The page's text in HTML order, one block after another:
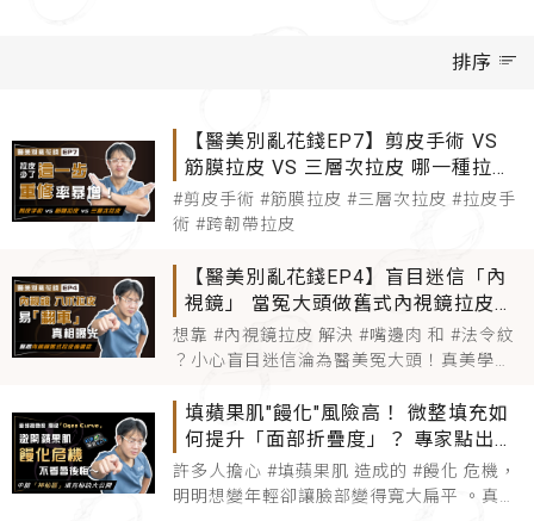
排序
【醫美別亂花錢EP7】剪皮手術 VS
筋膜拉皮 VS 三層次拉皮 哪一種拉皮
手術真正持久有效？ 拉皮少了「跨韌
帶」當心陷入「重修」噩夢！
#剪皮手術 #筋膜拉皮 #三層次拉皮 #拉皮手
術 #跨韌帶拉皮
【醫美別亂花錢EP4】盲目迷信「內
視鏡」 當冤大頭做舊式內視鏡拉皮？
醫揭露：內視鏡傳統八爪拉皮易"翻
車"真相！
想靠 #內視鏡拉皮 解決 #嘴邊肉 和 #法令紋
？小心盲目迷信淪為醫美冤大頭！真美學時
寬、出現怪異凹陷」的翻車真相！沒效果的
手術，才是最貴的。 很多人聽到「內視鏡」
就覺得是最新黑科技，但你知道它早在
1991 年就應用於臨床，至今已超過 30 年了
嗎？ 其實
填蘋果肌"饅化"風險高！ 微整填充如
何提升「面部折疊度」？ 專家點出：
中臉凹陷「神秘三角區」填充是關鍵
許多人擔心 #填蘋果肌 造成的 #饅化 危機，
明明想變年輕卻讓臉部變得寬大扁平 。真正